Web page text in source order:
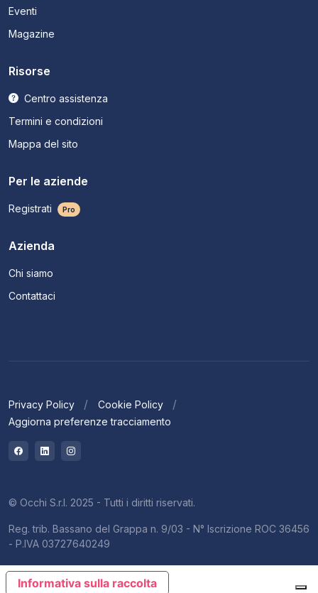
Eventi
Magazine
Risorse
Centro assistenza
Termini e condizioni
Mappa del sito
Per le aziende
Registrati Pro
Azienda
Chi siamo
Contattaci
Privacy Policy
Cookie Policy
Aggiorna preferenze tracciamento
© Occhi S.r.l. 2025 - Tutti i diritti riservati.
Reg. trib. Bassano del Grappa n. 9/03 - N° Iscrizione ROC 36456
- P.IVA 03727640249
Informativa sulla raccolta